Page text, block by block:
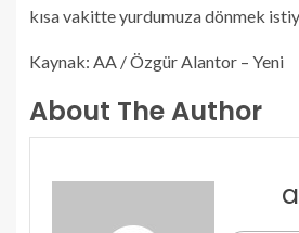
kısa vakitte yurdumuza dönmek
Kaynak: AA / Özgür Alantor – Yeni
About The Author